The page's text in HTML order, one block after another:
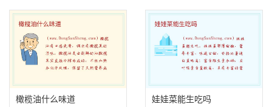
橄榄油什么味道 娃娃菜能生吃吗